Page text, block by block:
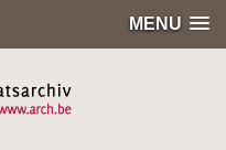
MENU